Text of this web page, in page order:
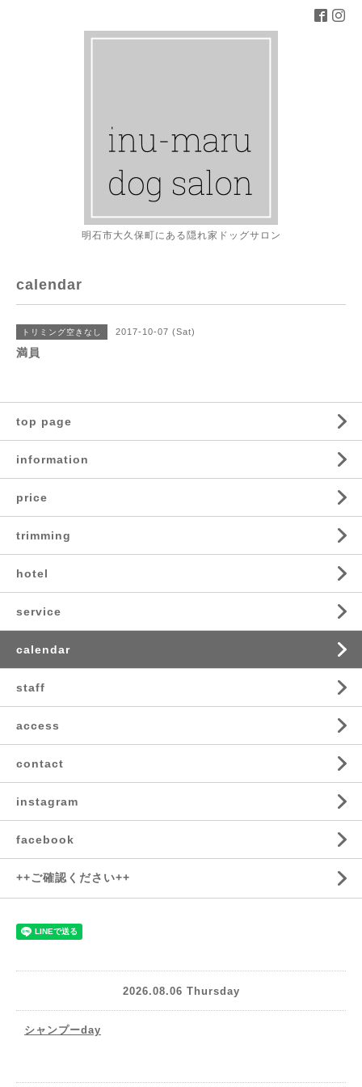
明石市大久保町にある隠れ家ドッグサロン
calendar
トリミング空きなし 2017-10-07 (Sat)
満員
top page
information
price
trimming
hotel
service
calendar
staff
access
contact
instagram
facebook
++ご確認ください++
2026.08.06 Thursday
シャンプーday